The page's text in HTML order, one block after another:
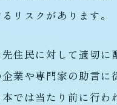
リスクがあります。
先住民に対して適切に
企業や専門家の助言に
本では当たり前に行わ